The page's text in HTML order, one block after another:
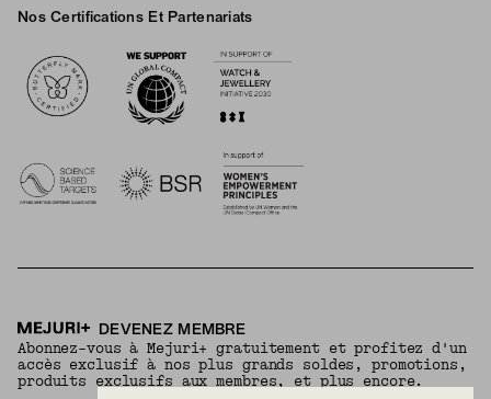
Nos Certifications Et Partenariats
DEVENEZ MEMBRE
Abonnez-vous à Mejuri+ gratuitement et profitez d'un
accès exclusif à nos plus grands soldes, promotions,
produits exclusifs aux membres, et plus encore.